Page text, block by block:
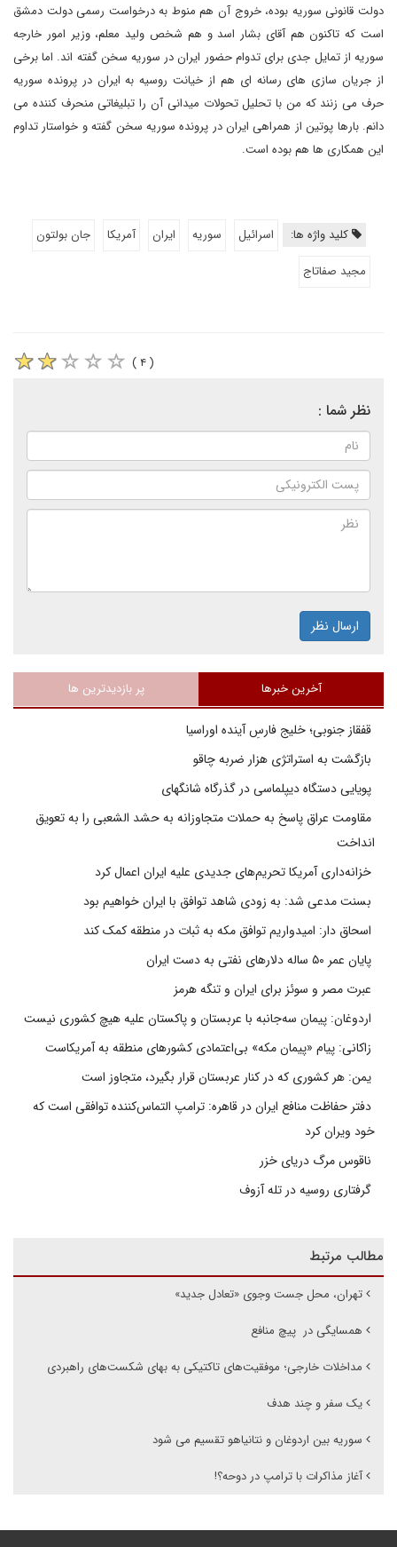
دولت قانونی سوریه بوده، خروج آن هم منوط به درخواست رسمی دولت دمشق
است که تاکنون هم آقای بشار اسد و هم شخص ولید معلم، وزیر امور خارجه
سوریه از تمایل جدی برای تدوام حضور ایران در سوریه سخن گفته اند. اما برخی
از جریان سازی های رسانه ای هم از خیانت روسیه به ایران در پرونده سوریه
حرف می زنند که من با تحلیل تحولات میدانی آن را تبلیغاتی منحرف کننده می
دانم. بارها پوتین از همراهی ایران در پرونده سوریه سخن گفته و خواستار تداوم
این همکاری ها هم بوده است.
کلید واژه ها: اسرائیل سوریه ایران آمریکا
جان بولتون
مجید صفاتاج
( ۴ )
نظر شما :
ارسال نظر
آخرین خبرها پر بازدیدترین ها
قفقاز جنوبی؛ خلیج فارسِ آینده اوراسیا
بازگشت به استراتژی هزار ضربه چاقو
پویایی دستگاه دیپلماسی در گذرگاه شانگهای
مقاومت عراق پاسخ به حملات متجاوزانه به حشد الشعبی را به تعویق
انداخت
خزانه‌داری آمریکا تحریم‌های جدیدی علیه ایران اعمال کرد
بسنت مدعی شد: به زودی شاهد توافق با ایران خواهیم بود
اسحاق دار: امیدواریم توافق مکه به ثبات در منطقه کمک کند
پایان عمر ۵۰ ساله دلارهای نفتی به دست ایران
عبرت مصر و سوئز برای ایران و تنگه هرمز
اردوغان: پیمان سه‌جانبه با عربستان و پاکستان علیه هیچ کشوری نیست
زاکانی: پیام «پیمان مکه» بی‌اعتمادی کشورهای منطقه به آمریکاست
یمن: هر کشوری که در کنار عربستان قرار بگیرد، متجاوز است
دفتر حفاظت منافع ایران در قاهره: ترامپ التماس‌کننده توافقی است که
خود ویران کرد
ناقوس مرگ دریای خزر
گرفتاری روسیه در تله آزوف
مطالب مرتبط
تهران، محل جست وجوی «تعادل جدید»
همسایگی در پیچ منافع
مداخلات خارجی؛ موفقیت‌های تاکتیکی به بهای شکست‌های راهبردی
یک سفر و چند هدف
سوریه بین اردوغان و نتانیاهو تقسیم می شود
آغاز مذاکرات با ترامپ در دوحه؟!